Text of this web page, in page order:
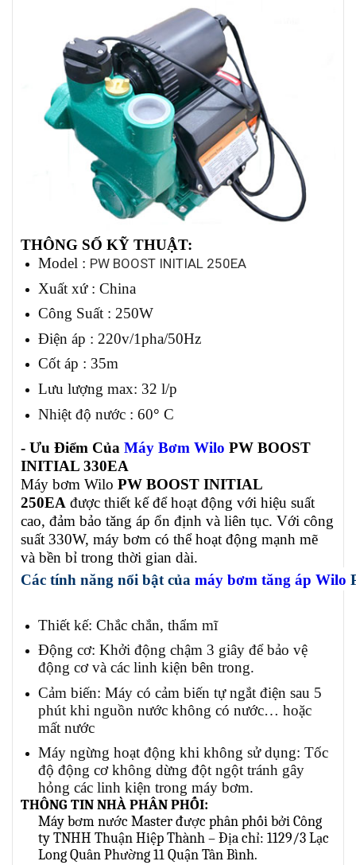
THÔNG SỐ KỸ THUẬT:
Model : PW BOOST INITIAL 250EA
Xuất xứ : China
Công Suất : 250W
Điện áp : 220v/1pha/50Hz
Cốt áp : 35m
Lưu lượng max: 32 l/p
Nhiệt độ nước : 60° C
- Ưu Điểm Của Máy Bơm Wilo PW BOOST
INITIAL 330EA
Máy bơm Wilo PW BOOST INITIAL
250EA được thiết kế để hoạt động với hiệu suất
cao, đảm bảo tăng áp ổn định và liên tục. Với công
suất 330W, máy bơm có thể hoạt động mạnh mẽ
và bền bỉ trong thời gian dài.
Các tính năng nổi bật của máy bơm tăng áp Wilo
Thiết kế: Chắc chắn, thẩm mĩ
Động cơ: Khởi động chậm 3 giây để bảo vệ
động cơ và các linh kiện bên trong.
Cảm biến: Máy có cảm biến tự ngắt điện sau 5
phút khi nguồn nước không có nước… hoặc
mất nước
Máy ngừng hoạt động khi không sử dụng: Tốc
độ động cơ không dừng đột ngột tránh gây
hỏng các linh kiện trong máy bơm.
THÔNG TIN NHÀ PHÂN PHỐI:
Máy bơm nước Master được phân phối bởi Công
ty TNHH Thuận Hiệp Thành – Địa chỉ: 1129/3 Lạc
Long Quân Phường 11 Quận Tân Bình.